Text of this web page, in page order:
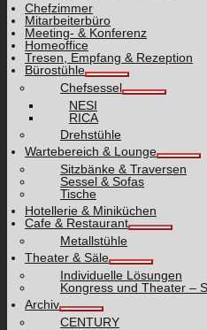
Chefzimmer
Mitarbeiterbüro
Meeting- & Konferenz
Homeoffice
Tresen, Empfang & Rezeption
Bürostühle
Chefsessel
NESI
RICA
Drehstühle
Wartebereich & Lounge
Sitzbänke & Traversen
Sessel & Sofas
Tische
Hotellerie & Miniküchen
Cafe & Restaurant
Metallstühle
Theater & Säle
Individuelle Lösungen
Kongress und Theater –
Archiv
CENTURY